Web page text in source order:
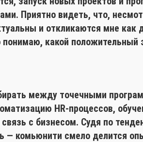
Приятно видеть, что,
и откликаются мне как
понимаю, какой
между точечными
HR-процессов,
с бизнесом. Судя по
— комьюнити смело делится